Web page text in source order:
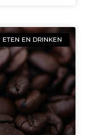
ETEN EN DRINKEN